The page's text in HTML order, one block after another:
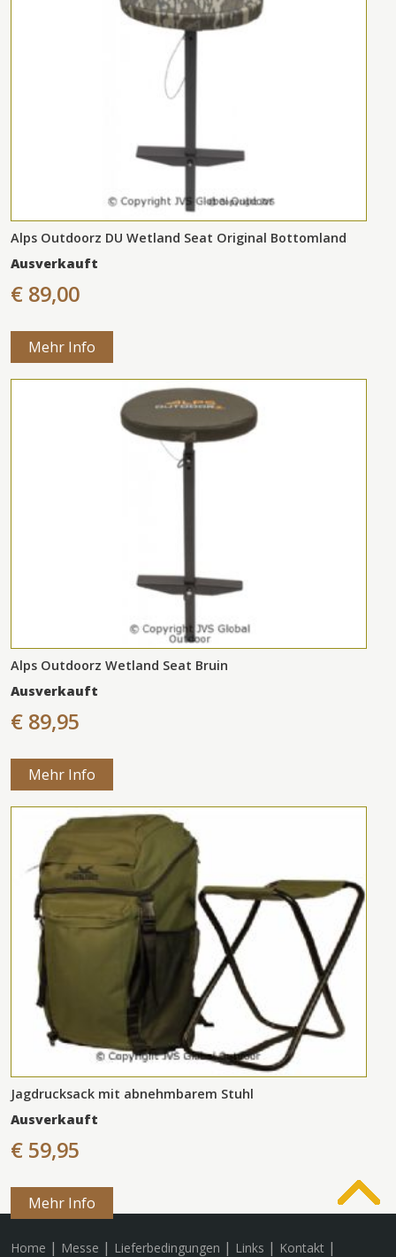
Alps Outdoorz DU Wetland Seat Original Bottomland
Ausverkauft
€ 89,00
Mehr Info
Alps Outdoorz Wetland Seat Bruin
Ausverkauft
€ 89,95
Mehr Info
Jagdrucksack mit abnehmbarem Stuhl
Ausverkauft
€ 59,95
Mehr Info
Home | Messe | Lieferbedingungen | Links | Kontakt |